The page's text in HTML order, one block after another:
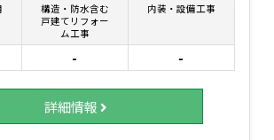
構造・防水含む
戸建てリフォー
ム工事
内装・設備工事
- -
詳細情報